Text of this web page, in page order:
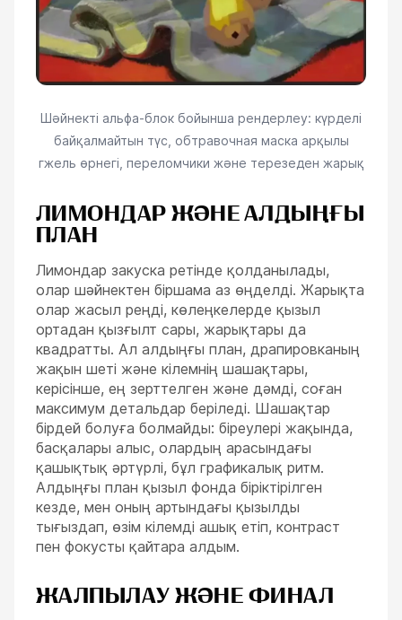
Шәйнекті альфа-блок бойынша рендерлеу: күрделі
байқалмайтын түс, обтравочная маска арқылы
гжель өрнегі, переломчики және терезеден жарық
ЛИМОНДАР ЖӘНЕ АЛДЫҢҒЫ
ПЛАН
Лимондар закуска ретінде қолданылады,
олар шәйнектен біршама аз өңделді. Жарықта
олар жасыл реңді, көлеңкелерде қызыл
ортадан қызғылт сары, жарықтары да
квадратты. Ал алдыңғы план, драпировканың
жақын шеті және кілемнің шашақтары,
керісінше, ең зерттелген және дәмді, соған
максимум детальдар беріледі. Шашақтар
бірдей болуға болмайды: біреулері жақында,
басқалары алыс, олардың арасындағы
қашықтық әртүрлі, бұл графикалық ритм.
Алдыңғы план қызыл фонда біріктірілген
кезде, мен оның артындағы қызылды
тығыздап, өзім кілемді ашық етіп, контраст
пен фокусты қайтара алдым.
ЖАЛПЫЛАУ ЖӘНЕ ФИНАЛ